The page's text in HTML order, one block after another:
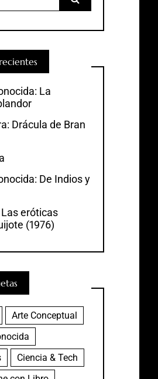
La
Drácula de Bran
De Indios y
eróticas
(1976)
Arte Conceptual
Ciencia & Tech